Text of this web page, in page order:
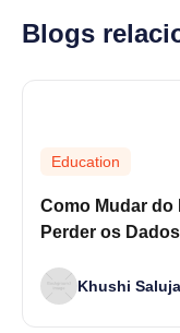
Blogs
Education
Como Mudar do
Perder os
Khushi Saluja